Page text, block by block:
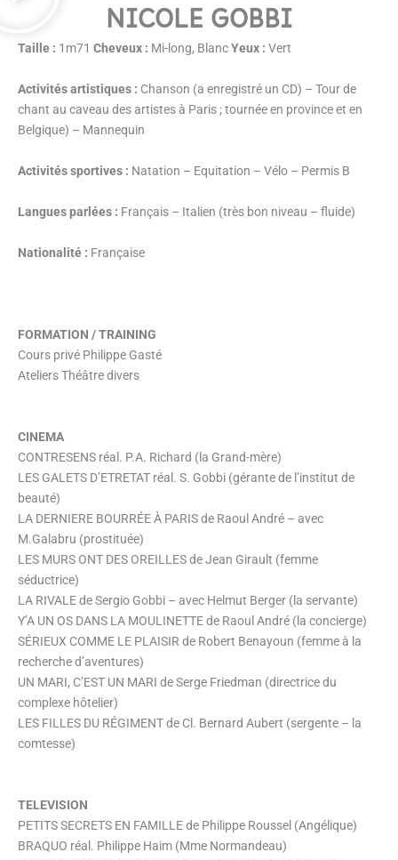
NICOLE GOBBI
Taille : 1m71 Cheveux : Mi-long, BlancYeux : Vert
Activités artistiques : Chanson (a enregistré un CD) – Tour de
chant au caveau des artistes à Paris ; tournée en province et en
Belgique) – Mannequin
Activités sportives : Natation – Equitation – Vélo – Permis B
Langues parlées : Français – Italien (très bon niveau – fluide)
Nationalité : Française
FORMATION / TRAINING
Cours privé Philippe Gasté
Ateliers Théâtre divers
CINEMA
CONTRESENS réal. P.A. Richard (la Grand-mère)
LES GALETS D’ETRETAT réal. S. Gobbi (gérante de l’institut de
beauté)
LA DERNIERE BOURRÉE À PARIS de Raoul André – avec
M.Galabru (prostituée)
LES MURS ONT DES OREILLES de Jean Girault (femme
séductrice)
LA RIVALE de Sergio Gobbi – avec Helmut Berger (la servante)
Y’A UN OS DANS LA MOULINETTE de Raoul André (la concierge)
SÉRIEUX COMME LE PLAISIR de Robert Benayoun (femme à la
recherche d’aventures)
UN MARI, C’EST UN MARI de Serge Friedman (directrice du
complexe hôtelier)
LES FILLES DU RÉGIMENT de Cl. Bernard Aubert (sergente – la
comtesse)
TELEVISION
PETITS SECRETS EN FAMILLE de Philippe Roussel (Angélique)
BRAQUO réal. Philippe Haim (Mme Normandeau)